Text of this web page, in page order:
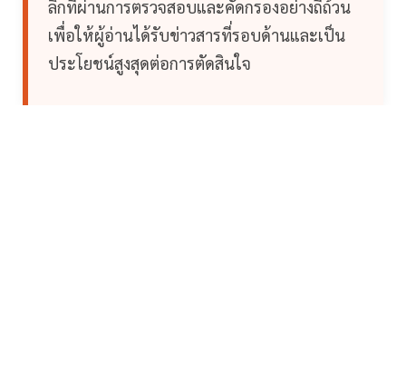
ลึกที่ผ่านการตรวจสอบและคัดกรองอย่างถี่ถ้วน
เพื่อให้ผู้อ่านได้รับข่าวสารที่รอบด้านและเป็น
ประโยชน์สูงสุดต่อการตัดสินใจ